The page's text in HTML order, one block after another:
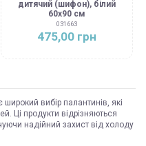
дитячий (шифон), білий
60х90 см
031663
475,00 грн
вибір палантинів, які
Ці продукти відрізняються
надійний захист від холоду